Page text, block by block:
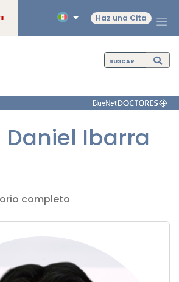
Haz una Cita
Daniel Ibarra
completo